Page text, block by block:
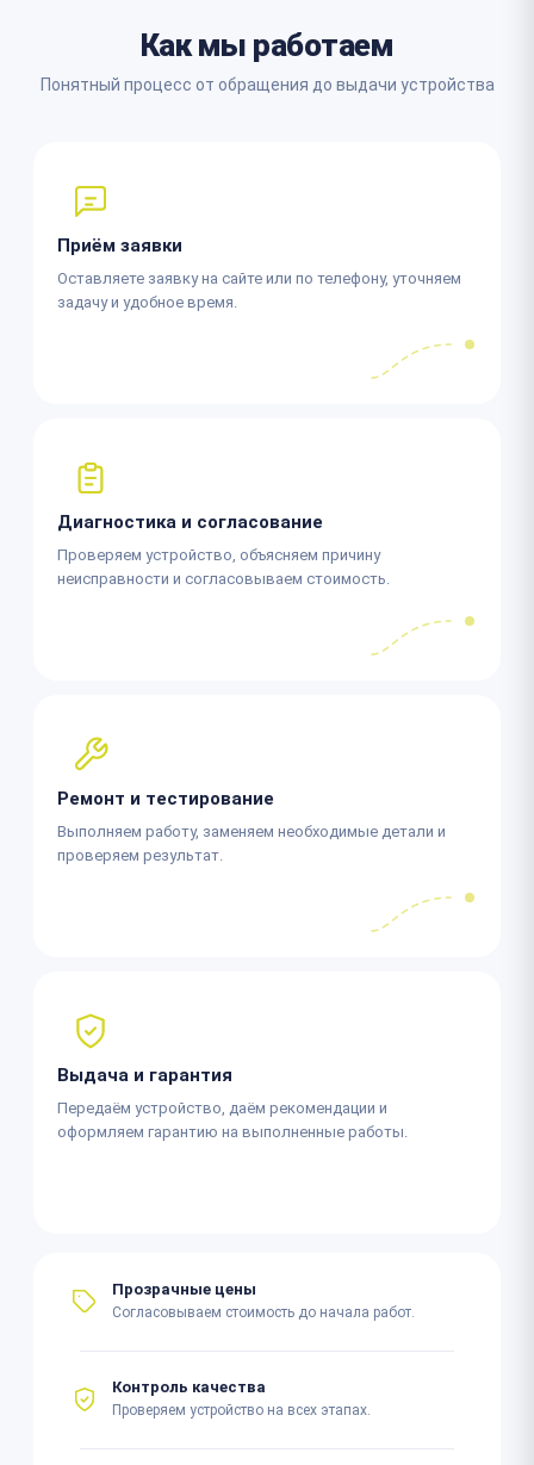
Как мы работаем
Понятный процесс от обращения до выдачи устройства
Приём заявки
Оставляете заявку на сайте или по телефону, уточняем
задачу и удобное время.
Диагностика и согласование
Проверяем устройство, объясняем причину
неисправности и согласовываем стоимость.
Ремонт и тестирование
Выполняем работу, заменяем необходимые детали и
проверяем результат.
Выдача и гарантия
Передаём устройство, даём рекомендации и
оформляем гарантию на выполненные работы.
Прозрачные цены
Согласовываем стоимость до начала работ.
Контроль качества
Проверяем устройство на всех этапах.